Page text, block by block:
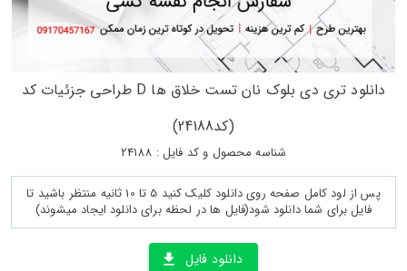
دانلود تری دی بلوک نان تست خلاق ها D طراحی جزئیات کد
(کد24188)
شناسه محصول و کد فایل : 24188
پس از لود کامل صفحه روی دانلود کلیک کنید 5 تا 10 ثانیه منتظر باشید تا
فایل برای شما دانلود شود(فایل ها در لحظه برای دانلود ایجاد میشوند)
دانلود فایل